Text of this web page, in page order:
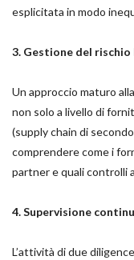
esplicitata in modo
3. Gestione del
Un approccio maturo
non solo a livello di
(supply chain di
comprendere come i
partner e quali controlli
4. Supervisione
L’attività di due